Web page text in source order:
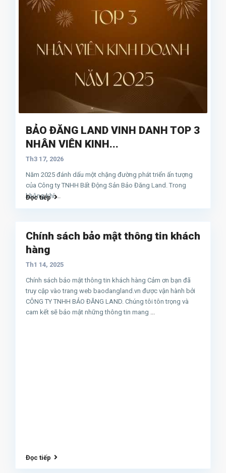
BẢO ĐĂNG LAND VINH DANH TOP 3
NHÂN VIÊN KINH...
Th3 17, 2026
Năm 2025 đánh dấu một chặng đường phát triển ấn tượng
của Công ty TNHH Bất Động Sản Bảo Đăng Land. Trong
không khí...
Đọc tiếp
Chính sách bảo mật thông tin khách
hàng
Th1 14, 2025
Chính sách bảo mật thông tin khách hàng Cảm ơn bạn đã
truy cập vào trang web baodangland.vn được vận hành bởi
CÔNG TY TNHH BẢO ĐĂNG LAND. Chúng tôi tôn trọng và
cam kết sẽ bảo mật những thông tin mang ...
Đọc tiếp